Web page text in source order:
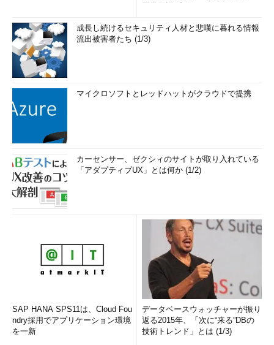
成長し続けるセキュリティ人材と悲嘆に暮れる情報
流出被害者たち (1/3)
マイクロソフトとレッドハットがクラウドで提携
カーセンサー、ゼクシィのサイトが取り入れている
「アダプティブUX」とは何か (1/2)
SAP HANA SPS11は、Cloud Fou
ndry採用でアプリケーション環境
を一新
データベースウォッチャーが振り
返る2015年、「次に“来る”DBの
技術トレンド」とは (1/3)